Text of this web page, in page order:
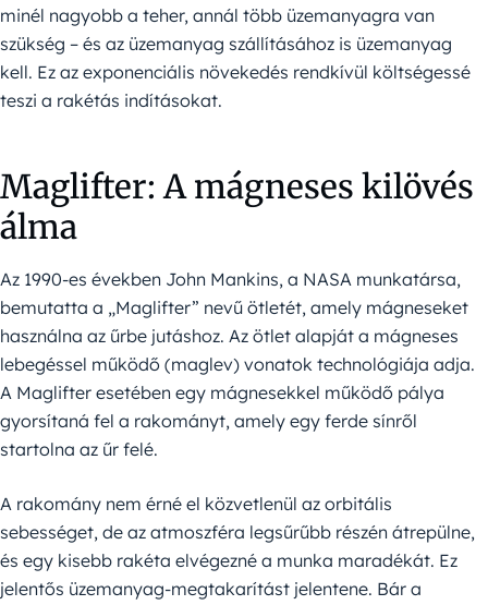
minél nagyobb a teher, annál több üzemanyagra van
szükség – és az üzemanyag szállításához is üzemanyag
kell. Ez az exponenciális növekedés rendkívül költségessé
teszi a rakétás indításokat.
Maglifter: A mágneses kilövés
álma
Az 1990-es években John Mankins, a NASA munkatársa,
bemutatta a „Maglifter” nevű ötletét, amely mágneseket
használna az űrbe jutáshoz. Az ötlet alapját a mágneses
lebegéssel működő (maglev) vonatok technológiája adja.
A Maglifter esetében egy mágnesekkel működő pálya
gyorsítaná fel a rakományt, amely egy ferde sínről
startolna az űr felé.
A rakomány nem érné el közvetlenül az orbitális
sebességet, de az atmoszféra legsűrűbb részén átrepülne,
és egy kisebb rakéta elvégezné a munka maradékát. Ez
jelentős üzemanyag-megtakarítást jelentene. Bár a